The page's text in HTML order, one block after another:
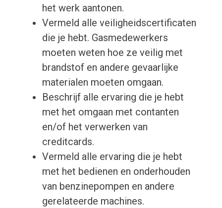
het werk aantonen.
Vermeld alle veiligheidscertificaten
die je hebt. Gasmedewerkers
moeten weten hoe ze veilig met
brandstof en andere gevaarlijke
materialen moeten omgaan.
Beschrijf alle ervaring die je hebt
met het omgaan met contanten
en/of het verwerken van
creditcards.
Vermeld alle ervaring die je hebt
met het bedienen en onderhouden
van benzinepompen en andere
gerelateerde machines.